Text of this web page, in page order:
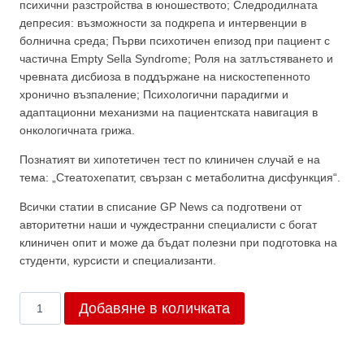
психични разстройства в юношеството; Следродилната
депресия: възможности за подкрепа и интервенции в
болнична среда; Първи психотичен епизод при пациент с
частична Empty Sella Syndrome; Роля на затлъстяването и
чревната дисбиоза в поддържане на нискостепенното
хронично възпаление; Психологични парадигми и
адаптационни механизми на пациентската навигация в
онкологичната грижа.
Познатият ви хипотетичен тест по клиничен случай е на
тема: „Стеатохепатит, свързан с метаболитна дисфункция“.
Всички статии в списание GP News са подготвени от
авторитетни наши и чуждестранни специалисти с богат
клиничен опит и може да бъдат полезни при подготовка на
студенти, курсисти и специализанти.
Добавяне в количката